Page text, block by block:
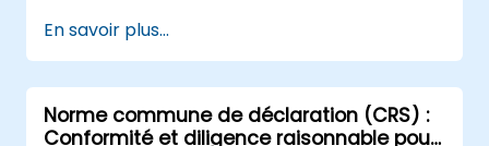
extrajudiciaire et judiciaire.
Évaluer l'efficacité et l'efficience du
recouvrement extrajudiciaire et judiciaire.
Traiter les questions juridiques et éthiques
En savoir plus...
Norme commune de déclaration (CRS) :
Conformité et diligence raisonnable pour